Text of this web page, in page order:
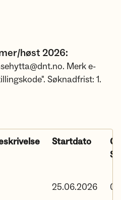
høst 2026:
Merk e-
Søknadfrist: 1.
Startdato
25.06.2026